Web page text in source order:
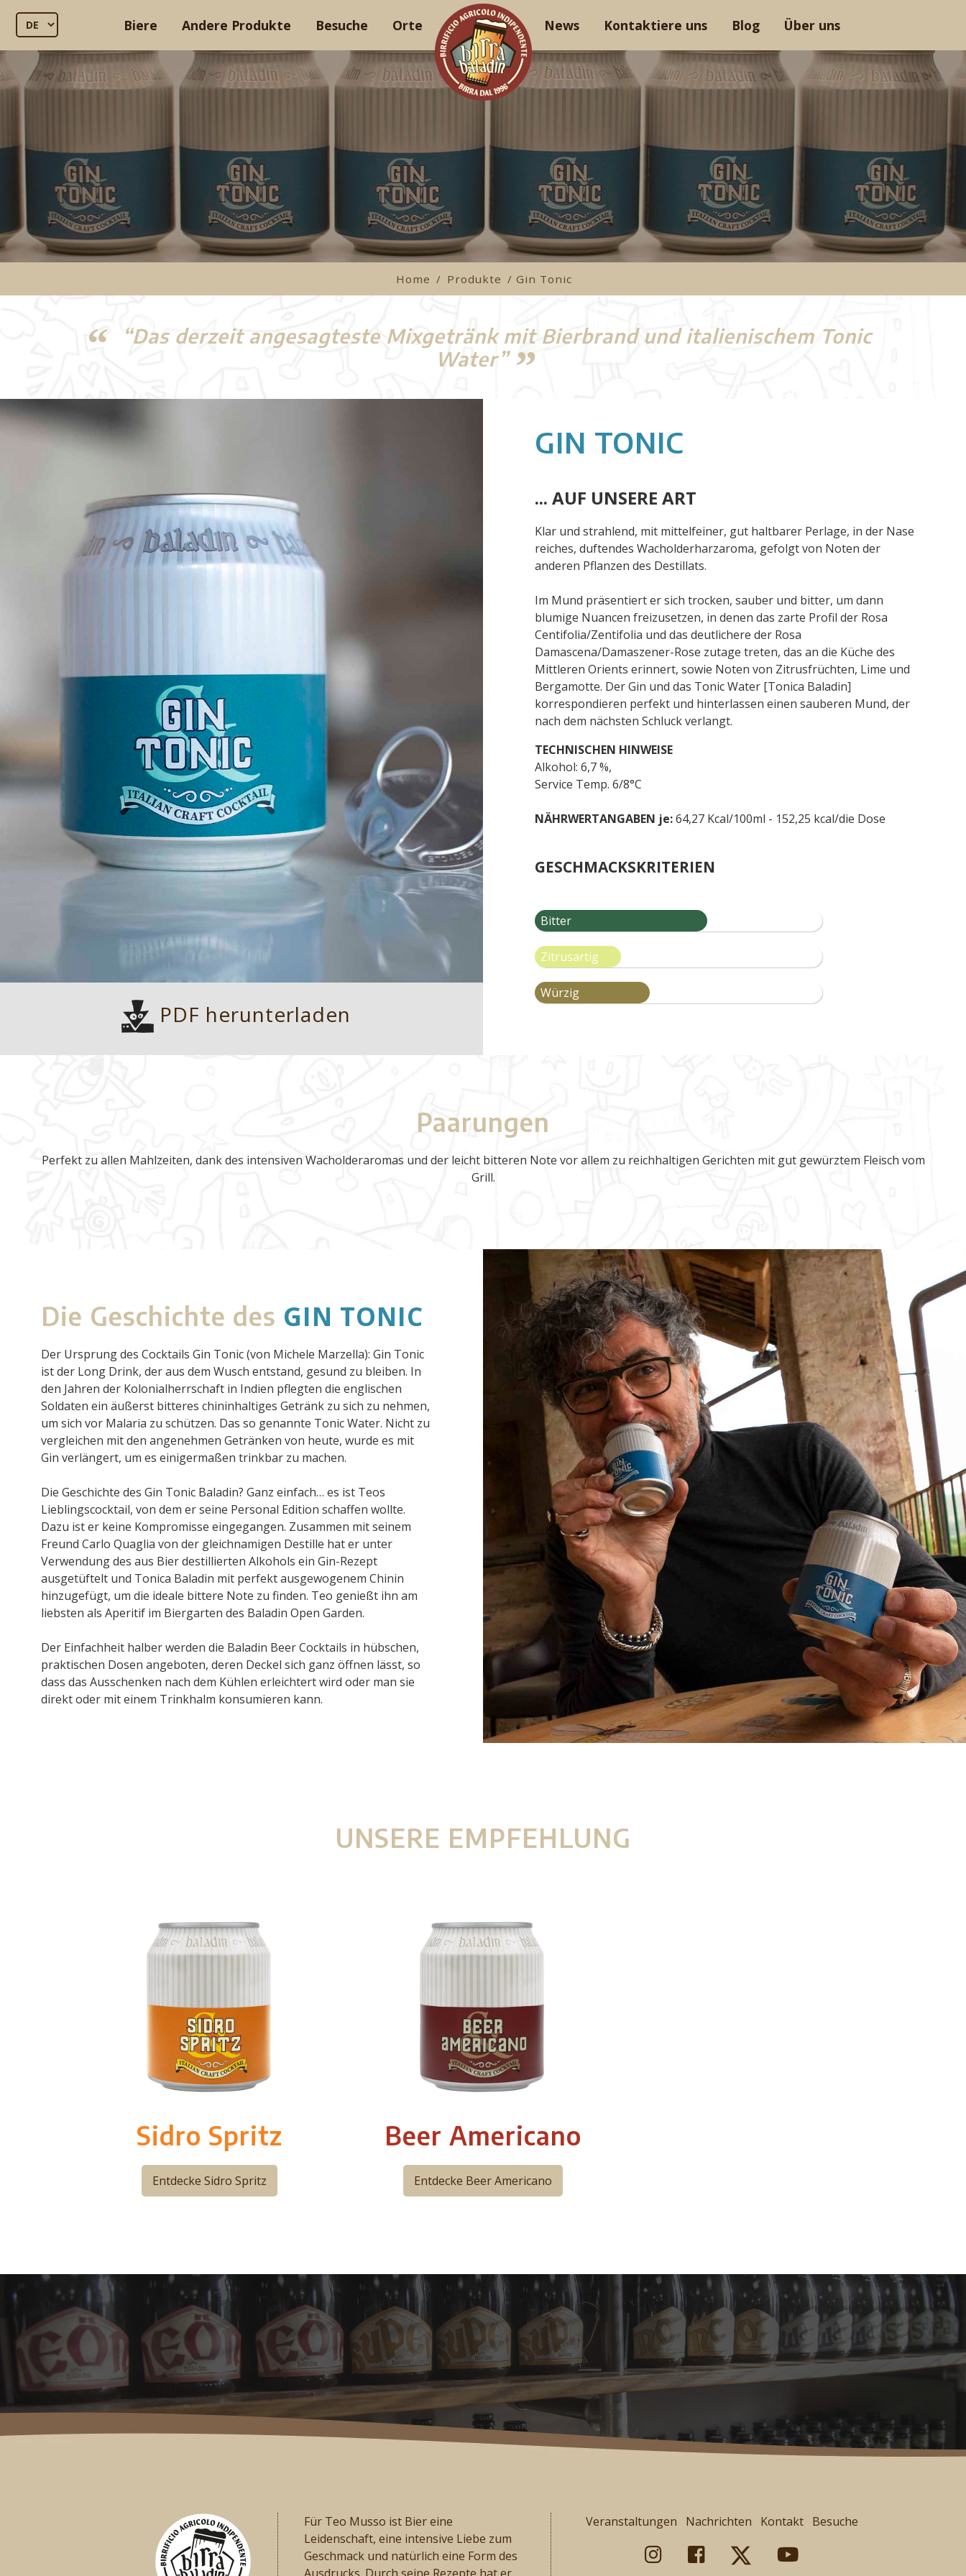
Biere Andere Produkte Besuche Orte News Kontaktiere uns Blog Über uns
Home / Produkte / Gin Tonic
“Das derzeit angesagteste Mixgetränk mit Bierbrand und italienischem Tonic
Water”
PDF herunterladen
GIN TONIC
... AUF UNSERE ART
Klar und strahlend, mit mittelfeiner, gut haltbarer Perlage, in der Nase
reiches, duftendes Wacholderharzaroma, gefolgt von Noten der
anderen Pflanzen des Destillats.
Im Mund präsentiert er sich trocken, sauber und bitter, um dann
blumige Nuancen freizusetzen, in denen das zarte Profil der Rosa
Centifolia/Zentifolia und das deutlichere der Rosa
Damascena/Damaszener-Rose zutage treten, das an die Küche des
Mittleren Orients erinnert, sowie Noten von Zitrusfrüchten, Lime und
Bergamotte. Der Gin und das Tonic Water [Tonica Baladin]
korrespondieren perfekt und hinterlassen einen sauberen Mund, der
nach dem nächsten Schluck verlangt.
TECHNISCHEN HINWEISE
Alkohol: 6,7 %,
Service Temp. 6/8°C
NÄHRWERTANGABEN je:64,27 Kcal/100ml - 152,25 kcal/die Dose
GESCHMACKSKRITERIEN
Bitter
Zitrusartig
Würzig
Paarungen
Perfekt zu allen Mahlzeiten, dank des intensiven Wacholderaromas und der leicht bitteren Note vor allem zu reichhaltigen Gerichten mit gut gewürztem Fleisch vom
Grill.
Die Geschichte des GIN TONIC
Der Ursprung des Cocktails Gin Tonic (von Michele Marzella): Gin Tonic
ist der Long Drink, der aus dem Wusch entstand, gesund zu bleiben. In
den Jahren der Kolonialherrschaft in Indien pflegten die englischen
Soldaten ein äußerst bitteres chininhaltiges Getränk zu sich zu nehmen,
um sich vor Malaria zu schützen. Das so genannte Tonic Water. Nicht zu
vergleichen mit den angenehmen Getränken von heute, wurde es mit
Gin verlängert, um es einigermaßen trinkbar zu machen.
Die Geschichte des Gin Tonic Baladin? Ganz einfach… es ist Teos
Lieblingscocktail, von dem er seine Personal Edition schaffen wollte.
Dazu ist er keine Kompromisse eingegangen. Zusammen mit seinem
Freund Carlo Quaglia von der gleichnamigen Destille hat er unter
Verwendung des aus Bier destillierten Alkohols ein Gin-Rezept
ausgetüftelt und Tonica Baladin mit perfekt ausgewogenem Chinin
hinzugefügt, um die ideale bittere Note zu finden. Teo genießt ihn am
liebsten als Aperitif im Biergarten des Baladin Open Garden.
Der Einfachheit halber werden die Baladin Beer Cocktails in hübschen,
praktischen Dosen angeboten, deren Deckel sich ganz öffnen lässt, so
dass das Ausschenken nach dem Kühlen erleichtert wird oder man sie
direkt oder mit einem Trinkhalm konsumieren kann.
UNSERE EMPFEHLUNG
Sidro Spritz
Entdecke Sidro Spritz
Beer Americano
Entdecke Beer Americano
Für Teo Musso ist Bier eine
Leidenschaft, eine intensive Liebe zum
Geschmack und natürlich eine Form des
Veranstaltungen Nachrichten Kontakt Besuche